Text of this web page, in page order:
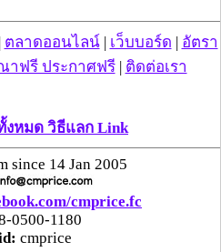
.อ.ประยุทธ ไปจากพรรคพลัง
บ คือผมก็บอกว่าท่านอยาก
ผมก็จะขอไปเป็นประธานที่
กนึงกลับมาก็บอกว่า “ผมไปตั้ง
| ตลาดออนไลน์| เว็บบอร์ด | อัตรา
าฟรี ประกาศฟรี| ติดต่อเรา
งหมด วิธีแลก Link
since 14 Jan 2005
cmprice.fc
0500-1180
cmprice